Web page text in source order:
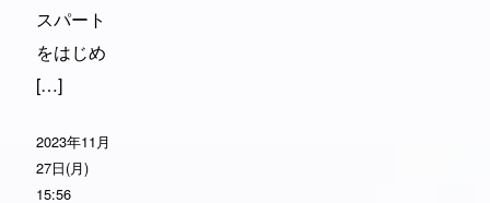
スパート
をはじめ
[…]
2023年11月
27日(月)
15:56